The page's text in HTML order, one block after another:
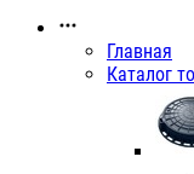
Главная
Каталог